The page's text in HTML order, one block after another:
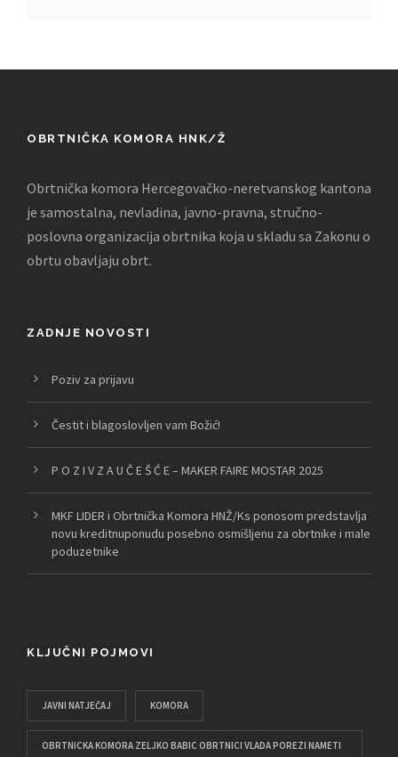
OBRTNIČKA KOMORA HNK/Ž
Obrtnička komora Hercegovačko-neretvanskog kantona
je samostalna, nevladina, javno-pravna, stručno-
poslovna organizacija obrtnika koja u skladu sa Zakonu o
obrtu obavljaju obrt.
ZADNJE NOVOSTI
Poziv za prijavu
Čestit i blagoslovljen vam Božić!
P O Z I V Z A U Č E Š Ć E – MAKER FAIRE MOSTAR 2025
MKF LIDER i Obrtnička Komora HNŽ/Ks ponosom predstavlja
novu kreditnuponudu posebno osmišljenu za obrtnike i male
poduzetnike
KLJUČNI POJMOVI
JAVNI NATJEČAJ KOMORA
OBRTNICKA KOMORA ZELJKO BABIC OBRTNICI VLADA POREZI NAMETI